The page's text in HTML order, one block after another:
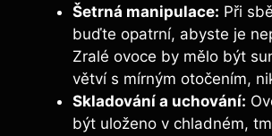
Šetrná manipulace: Při
buďte opatrní, abyste je
Zralé ovoce by mělo být
větví s mírným otočením,
Skladování a uchování:
být uloženo v chladném,